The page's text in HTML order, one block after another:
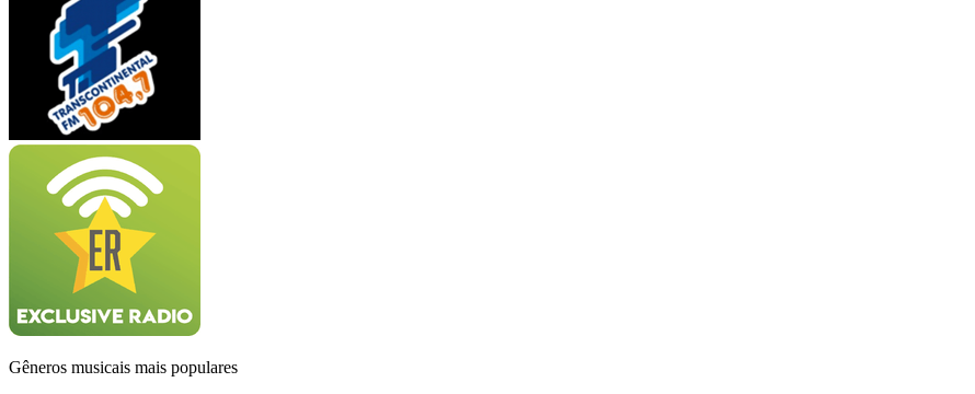
Gêneros musicais mais populares